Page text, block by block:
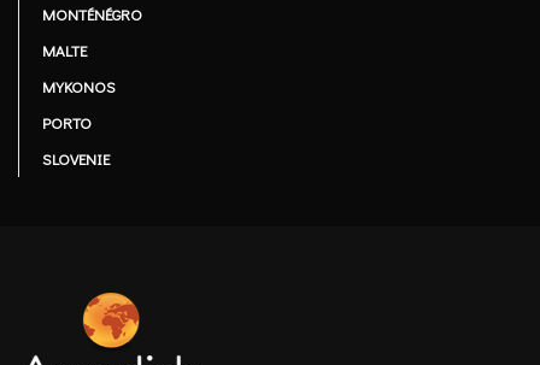
MONTÉNÉGRO
MALTE
MYKONOS
PORTO
SLOVENIE